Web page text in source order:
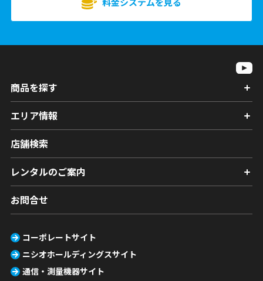
商品を探す
エリア情報
店舗検索
レンタルのご案内
お問合せ
コーポレートサイト
ニシオホールディングスサイト
通信・測量機器サイト